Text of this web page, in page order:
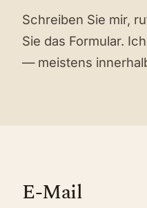
Schreiben Sie mir,
Sie das Formular.
— meistens
E-Mail